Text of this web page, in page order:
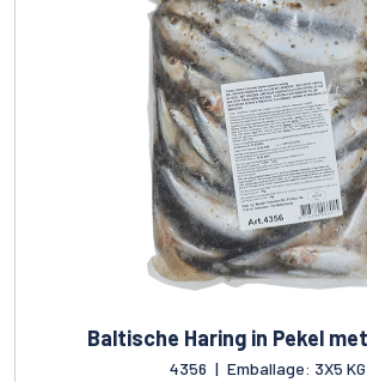
Baltische Haring in Pekel
4356 | Emballage: 3X5 KG